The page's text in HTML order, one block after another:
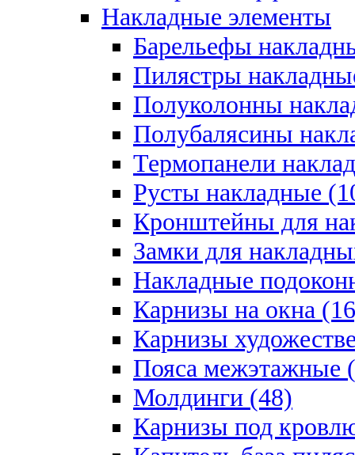
Накладные элементы
Барельефы
Пилястры
Полуколонны
Полубалясины
Термопанели
Русты накладные
Кронштейны для
Замки для
Накладные
Карнизы на окна
Карнизы
Пояса межэтажные
Молдинги (48)
Карнизы под